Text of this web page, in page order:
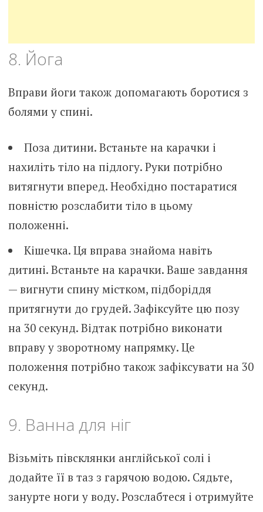
8. Йога
Вправи йоги також допомагають боротися з
болями у спині.
Поза дитини. Встаньте на карачки і
нахиліть тіло на підлогу. Руки потрібно
витягнути вперед. Необхідно постаратися
повністю розслабити тіло в цьому
положенні.
Кішечка. Ця вправа знайома навіть
дитині. Встаньте на карачки. Ваше завдання
— вигнути спину містком, підборіддя
притягнути до грудей. Зафіксуйте цю позу
на 30 секунд. Відтак потрібно виконати
вправу у зворотному напрямку. Це
положення потрібно також зафіксувати на 30
секунд.
9. Ванна для ніг
Візьміть півсклянки англійської солі і
додайте її в таз з гарячою водою. Сядьте,
занурте ноги у воду. Розслабтеся і отримуйте